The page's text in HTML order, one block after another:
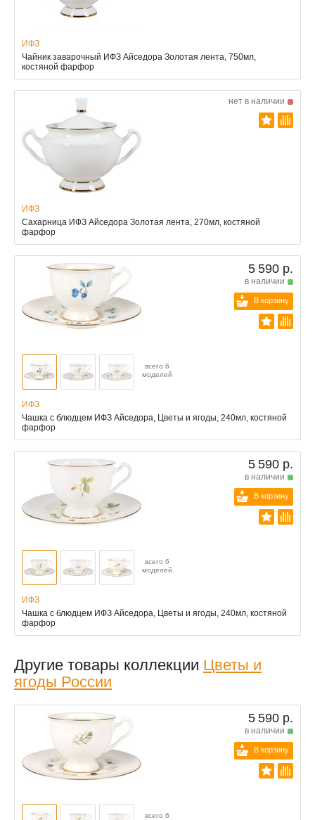
ИФЗ
Чайник заварочный ИФЗ Айседора Золотая лента, 750мл,
костяной фарфор
нет в наличии
ИФЗ
Сахарница ИФЗ Айседора Золотая лента, 270мл, костяной
фарфор
5 590 р.
в наличии
В корзину
всего 6
моделей
ИФЗ
Чашка с блюдцем ИФЗ Айседора, Цветы и ягоды, 240мл, костяной
фарфор
5 590 р.
в наличии
В корзину
всего 6
моделей
ИФЗ
Чашка с блюдцем ИФЗ Айседора, Цветы и ягоды, 240мл, костяной
фарфор
Другие товары коллекции Цветы и
ягоды России
5 590 р.
в наличии
В корзину
всего 6